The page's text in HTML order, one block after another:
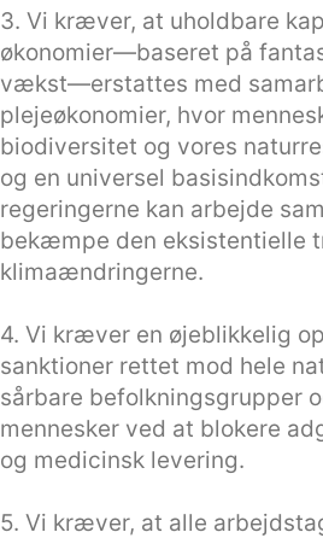
3. Vi kræver, at uholdbare
økonomier—baseret på
vækst—erstattes med
plejeøkonomier, hvor
biodiversitet og vores
og en universel
regeringerne kan arbejde
bekæmpe den eksistentielle
klimaændringerne.
4. Vi kræver en øjeblikkelig
sanktioner rettet mod hele
sårbare befolkningsgrupper
mennesker ved at blokere
og medicinsk levering.
5. Vi kræver, at alle